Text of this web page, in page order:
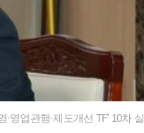
영업관행·제도개선 TF' 10차 실